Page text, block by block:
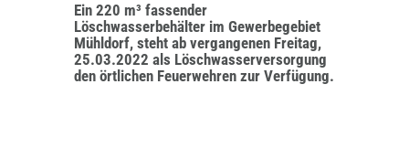
Ein 220 m³ fassender
Löschwasserbehälter im Gewerbegebiet
Mühldorf, steht ab vergangenen Freitag,
25.03.2022 als Löschwasserversorgung
den örtlichen Feuerwehren zur Verfügung.